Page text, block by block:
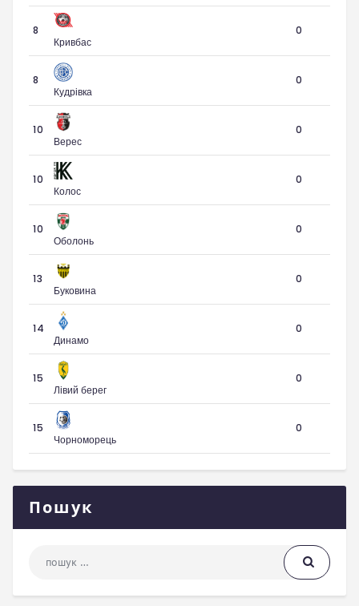
8
Кривбас
0
8
Кудрівка
0
10
Верес
0
10
Колос
0
10
Оболонь
0
13
Буковина
0
14
Динамо
0
15
Лівий берег
0
15
Чорноморець
0
Пошук